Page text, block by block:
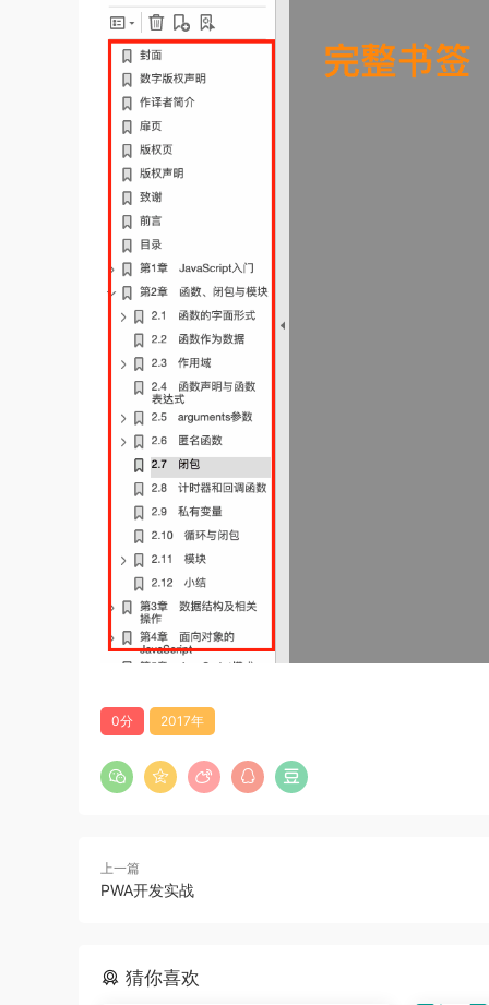
0分 2017年
上一篇
PWA开发实战
猜你喜欢